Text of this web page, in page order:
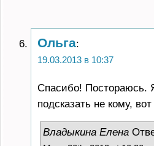
Ольга:
19.03.2013 в 10:37
Спасибо! Постораюсь.
подсказать не кому,
Владыкина Елена